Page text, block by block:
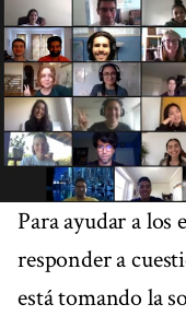
Para ayudar a
responder a
está tomando la